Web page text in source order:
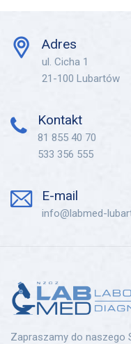
Adres
ul. Cicha 1
21-100 Lubartów
Kontakt
81 855 40 70
533 356 555
E-mail
info@labmed-
Zapraszamy do naszego